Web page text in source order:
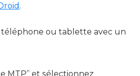
.
ou tablette avec un
MTP” et sélectionnez